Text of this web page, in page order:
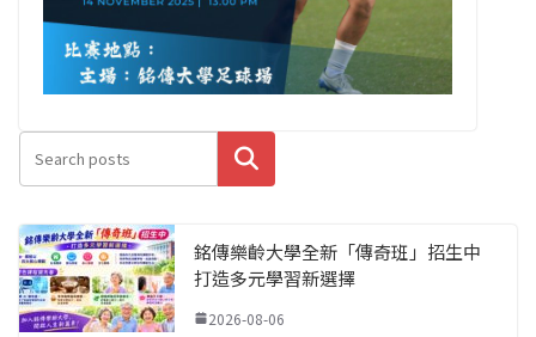
搜尋
銘傳樂齡大學全新「傳奇班」招生中
打造多元學習新選擇
2026-08-06